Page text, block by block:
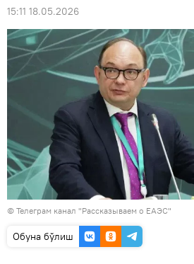
15:11 18.05.2026
© Телеграм канал "Рассказываем о ЕАЭС"
Oбуна бўлиш